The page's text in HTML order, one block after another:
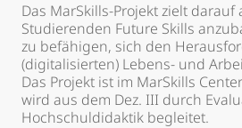
Das MarSkills-Projekt zielt darauf
Studierenden Future Skills
zu befähigen, sich den
(digitalisierten) Lebens- und
Das Projekt ist im MarSkills
wird aus dem Dez. III durch
Hochschuldidaktik begleitet.